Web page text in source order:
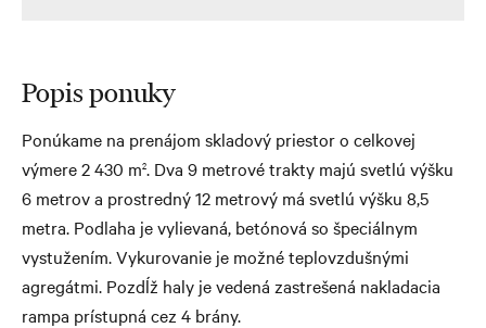
Popis ponuky
Ponúkame na prenájom skladový priestor o celkovej
výmere 2 430 m2. Dva 9 metrové trakty majú svetlú výšku
6 metrov a prostredný 12 metrový má svetlú výšku 8,5
metra. Podlaha je vylievaná, betónová so špeciálnym
vystužením. Vykurovanie je možné teplovzdušnými
agregátmi. Pozdĺž haly je vedená zastrešená nakladacia
rampa prístupná cez 4 brány.